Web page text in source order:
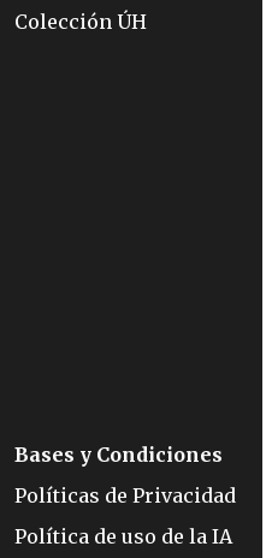
Colección ÚH
Bases y Condiciones
Políticas de Privacidad
Política de uso de la IA